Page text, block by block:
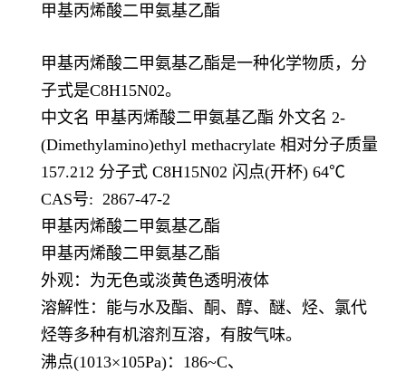
甲基丙烯酸二甲氨基乙酯
甲基丙烯酸二甲氨基乙酯是一种化学物质，分
子式是C8H15N02。
中文名 甲基丙烯酸二甲氨基乙酯 外文名 2-
(Dimethylamino)ethyl methacrylate 相对分子质量
157.212 分子式 C8H15N02 闪点(开杯) 64℃
CAS号: 2867-47-2
甲基丙烯酸二甲氨基乙酯
甲基丙烯酸二甲氨基乙酯
外观：为无色或淡黄色透明液体
溶解性：能与水及酯、酮、醇、醚、烃、氯代
烃等多种有机溶剂互溶，有胺气味。
沸点(1013×105Pa)：186~C、